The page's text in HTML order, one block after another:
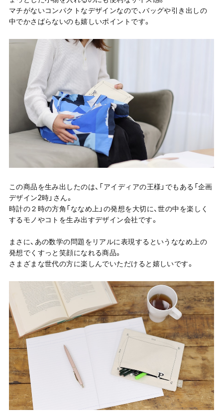
マチがないコンパクトなデザインなので、バッグや引き出しの
中でかさばらないのも嬉しいポイントです。
この商品を生み出したのは、「アイディアの王様」でもある「企画
デザイン2時」さん。
時計の２時の方角「ななめ上」の発想を大切に、世の中を楽しく
するモノやコトを生み出すデザイン会社です。
まさに、あの数学の問題をリアルに表現するというななめ上の
発想でくすっと笑顔になれる商品。
さまざまな世代の方に楽しんでいただけると嬉しいです。